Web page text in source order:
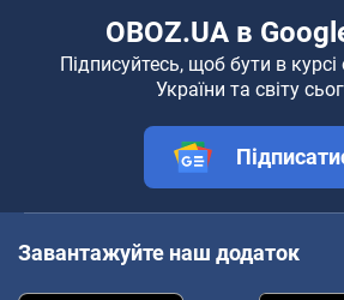
OBOZ.UA в
Підписуйтесь, щоб бути в курсі
України та світу
Завантажуйте наш додаток